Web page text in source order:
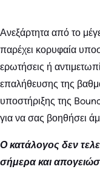
Ανεξάρτητα από το
παρέχει κορυφαία
ερωτήσεις ή
επαλήθευσης της
υποστήριξης της
για να σας βοηθήσει
Ο κατάλογος δεν
σήμερα και